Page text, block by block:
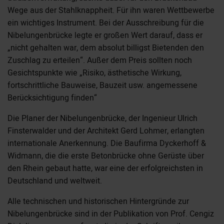
Wege aus der Stahlknappheit. Für ihn waren Wettbewerbe
ein wichtiges Instrument. Bei der Ausschreibung für die
Nibelungenbrücke legte er großen Wert darauf, dass er
„nicht gehalten war, dem absolut billigst Bietenden den
Zuschlag zu erteilen“. Außer dem Preis sollten noch
Gesichtspunkte wie „Risiko, ästhetische Wirkung,
fortschrittliche Bauweise, Bauzeit usw. angemessene
Berücksichtigung finden“
Die Planer der Nibelungenbrücke, der Ingenieur Ulrich
Finsterwalder und der Architekt Gerd Lohmer, erlangten
internationale Anerkennung. Die Baufirma Dyckerhoff &
Widmann, die die erste Betonbrücke ohne Gerüste über
den Rhein gebaut hatte, war eine der erfolgreichsten in
Deutschland und weltweit.
Alle technischen und historischen Hintergründe zur
Nibelungenbrücke sind in der Publikation von Prof. Cengiz